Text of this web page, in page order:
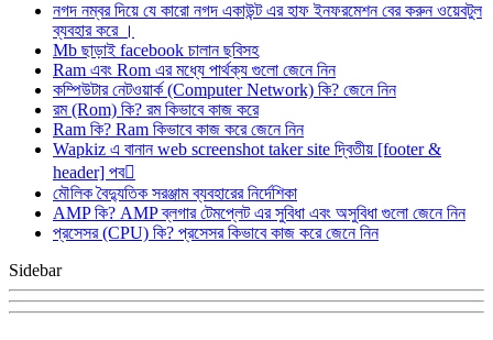
নগদ নম্বর দিয়ে যে কারো নগদ একাউন্ট এর হাফ ইনফরমেশন বের করুন ওয়েবটুল
ব্যবহার করে ।
Mb ছাড়াই facebook চালান ছবিসহ
Ram এবং Rom এর মধ্যে পার্থক্য গুলো জেনে নিন
কম্পিউটার নেটওয়ার্ক (Computer Network) কি? জেনে নিন
রম (Rom) কি? রম কিভাবে কাজ করে
Ram কি? Ram কিভাবে কাজ করে জেনে নিন
Wapkiz এ বানান web screenshot taker site দ্বিতীয় [footer &
header] পব
মৌলিক বৈদ্যুতিক সরঞ্জাম ব্যবহারের নির্দেশিকা
AMP কি? AMP ব্লগার টেমপ্লেট এর সুবিধা এবং অসুবিধা গুলো জেনে নিন
প্রসেসর (CPU) কি? প্রসেসর কিভাবে কাজ করে জেনে নিন
Sidebar